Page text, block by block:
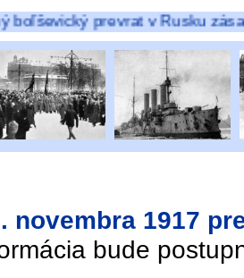
prevrat v Rusku zásadne
novembra 1917
bude